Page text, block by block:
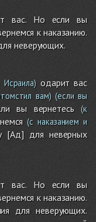
вас. Но если вы
к наказанию.
неверующих.
одарит вас
вам)(если вы
вы вернетесь(к
(с наказанием и
[Ад] для неверных
вас. Но если вы
к наказанию.
для неверующих.